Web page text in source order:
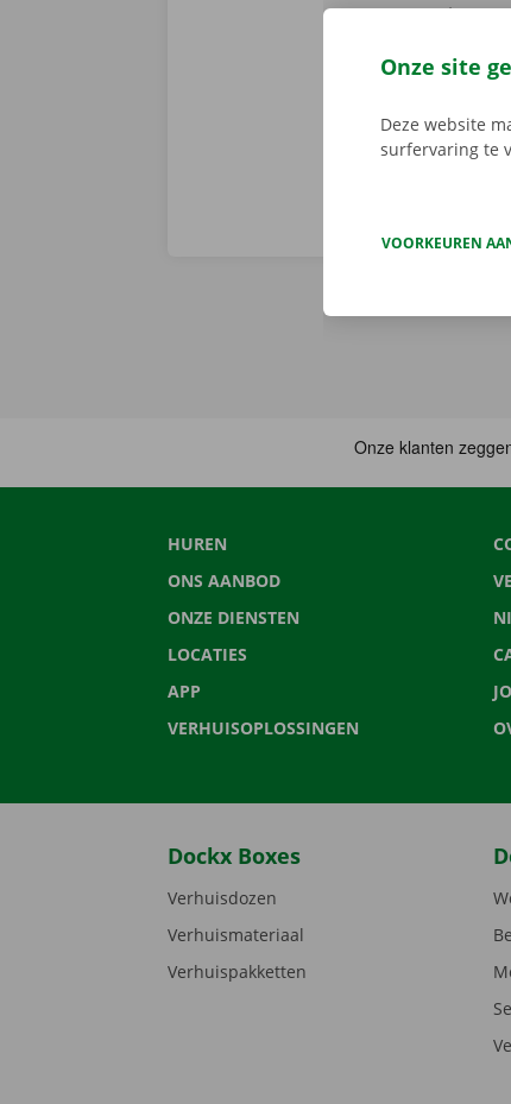
HUREN
ONS AANBOD
ONZE DIENSTEN
LOCATIES
APP
VERHUISOPLOSSINGEN
Dockx Boxes
Verhuisdozen
Verhuismateriaal
Verhuispakketten
Onze site
Deze website
surfervaring te
VOORKEUREN